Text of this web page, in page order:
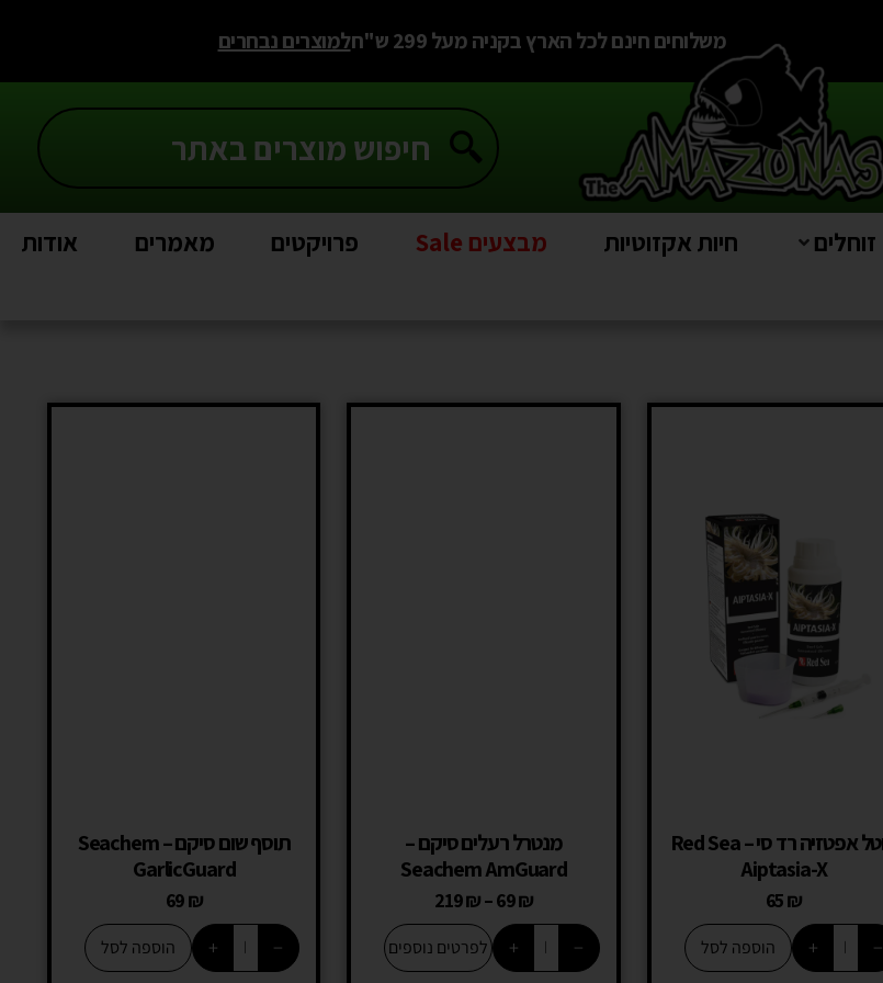
משלוחים חינם לכל הארץ בקניה מעל 299 ש"ח למוצרים נבחרים
זוחלים חיות אקזוטיות מבצעים Sale פרויקטים מאמרים
אודות
קוטל אפטזיה רד סי – Red Sea
Aiptasia-X
65₪
−
+ הוספה לסל
מנטרל רעלים סיקם –
Seachem AmGuard
69₪
–
219₪
−
+ לפרטים נוספים
תוסף שום סיקם – Seachem
GarlicGuard
69₪
−
+ הוספה לסל